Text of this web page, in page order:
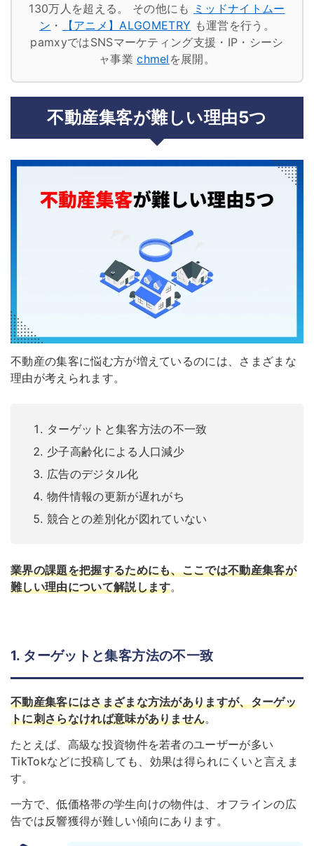
130万人を超える。
その他にも ミッドナイトムー
ン ・ 【アニメ】ALGOMETRY も運営を行う。
pamxyではSNSマーケティング支援・IP・シーシ
ャ事業chmel を展開。
不動産集客が難しい理由5つ
不動産の集客に悩む方が増えているのには、さまざまな
理由が考えられます。
ターゲットと集客方法の不一致
少子高齢化による人口減少
広告のデジタル化
物件情報の更新が遅れがち
競合との差別化が図れていない
業界の課題を把握するためにも、ここでは不動産集客が
難しい理由について解説します。
1. ターゲットと集客方法の不一致
不動産集客にはさまざまな方法がありますが、ターゲッ
トに刺さらなければ意味がありません。
たとえば、高級な投資物件を若者のユーザーが多い
TikTokなどに投稿しても、効果は得られにくいと言えま
す。
一方で、低価格帯の学生向けの物件は、オフラインの広
告では反響獲得が難しい傾向にあります。